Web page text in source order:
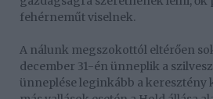
fehérneműt viselnek.
A nálunk megszokottól eltérően
december 31-én ünneplik a
ünneplése leginkább a keresztény